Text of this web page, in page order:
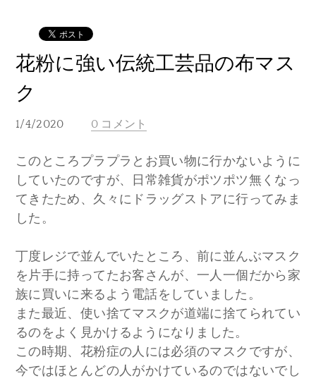
花粉に強い伝統工芸品の布マス
ク
1/4/2020 0 コメント
このところプラプラとお買い物に行かないように
していたのですが、日常雑貨がポツポツ無くなっ
てきたため、久々にドラッグストアに行ってみま
した。
丁度レジで並んでいたところ、前に並んぶマスク
を片手に持ってたお客さんが、一人一個だから家
族に買いに来るよう電話をしていました。
また最近、使い捨てマスクが道端に捨てられてい
るのをよく見かけるようになりました。
この時期、花粉症の人には必須のマスクですが、
今ではほとんどの人がかけているのではないでし